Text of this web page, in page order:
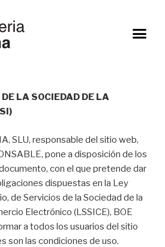
LA SOCIEDAD DE LA
SLU, responsable del sitio web,
pone a disposición de los
con el que pretende dar
dispuestas en la Ley
de Servicios de la Sociedad de la
Electrónico (LSSICE), BOE
a todos los usuarios del sitio
son las condiciones de uso.